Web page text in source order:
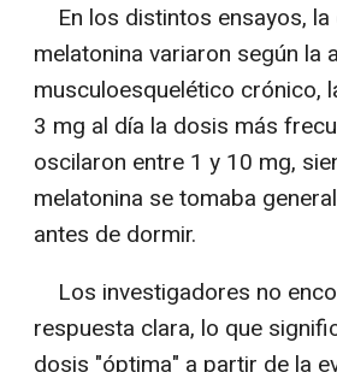
En los distintos ensayos,
melatonina variaron según la
musculoesquelético crónico,
3 mg al día la dosis más
oscilaron entre 1 y 10 mg,
melatonina se tomaba
antes de dormir.
Los investigadores no
respuesta clara, lo que
dosis "óptima" a partir de la